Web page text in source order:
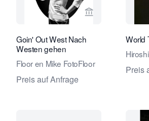
Verkaeuferseite
Goin' Out West Nach
Westen gehen
Floor en Mike FotoFloor
Preis auf Anfrage
World
Preis